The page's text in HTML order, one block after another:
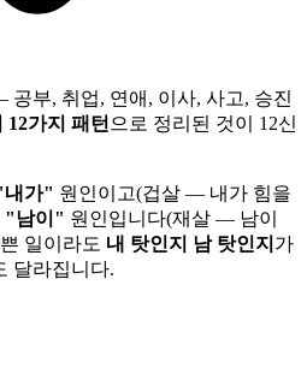
부, 취업, 연애, 이사, 사고, 승진
12가지 패턴 으로 정리된 것이 12신
가" 원인이고(겁살 — 내가 힘을
"남이" 원인입니다(재살 — 남이
일이라도 내 탓인지 남 탓인지 가
달라집니다.